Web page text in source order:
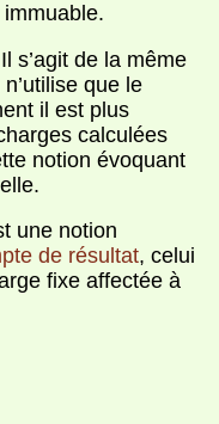
s’agit de la même
que le
il est plus
calculées
notion évoquant
une notion
de résultat, celui
fixe affectée à